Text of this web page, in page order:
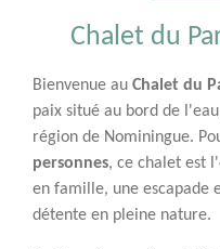
Chalet du
Bienvenue au Chalet du
paix situé au bord de
région de Nominingue.
personnes, ce chalet est
en famille, une escapade
détente en pleine nature.